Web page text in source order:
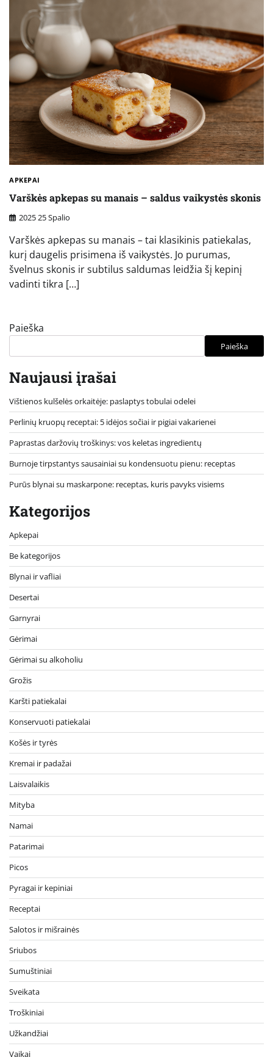
APKEPAI
Varškės apkepas su manais – saldus vaikystės skonis
2025 25 Spalio
Varškės apkepas su manais – tai klasikinis patiekalas,
kurį daugelis prisimena iš vaikystės. Jo purumas,
švelnus skonis ir subtilus saldumas leidžia šį kepinį
vadinti tikra […]
Paieška
Paieška
Naujausi įrašai
Vištienos kulšelės orkaitėje: paslaptys tobulai odelei
Perlinių kruopų receptai: 5 idėjos sočiai ir pigiai vakarienei
Paprastas daržovių troškinys: vos keletas ingredientų
Burnoje tirpstantys sausainiai su kondensuotu pienu: receptas
Purūs blynai su maskarpone: receptas, kuris pavyks visiems
Kategorijos
Apkepai
Be kategorijos
Blynai ir vafliai
Desertai
Garnyrai
Gėrimai
Gėrimai su alkoholiu
Grožis
Karšti patiekalai
Konservuoti patiekalai
Košės ir tyrės
Kremai ir padažai
Laisvalaikis
Mityba
Namai
Patarimai
Picos
Pyragai ir kepiniai
Receptai
Salotos ir mišrainės
Sriubos
Sumuštiniai
Sveikata
Troškiniai
Užkandžiai
Vaikai